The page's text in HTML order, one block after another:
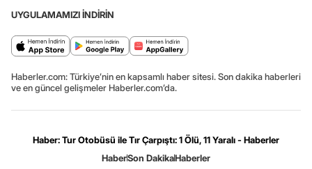
UYGULAMAMIZI İNDİRİN
Haberler.com: Türkiye’nin en kapsamlı haber sitesi. Son dakika haberleri
ve en güncel gelişmeler Haberler.com’da.
Haber: Tur Otobüsü ile Tır Çarpıştı: 1 Ölü, 11 Yaralı - Haberler
HaberSon DakikaHaberler